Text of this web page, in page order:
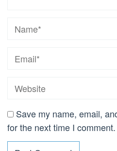
Save my name, email,
for the next time I comment.